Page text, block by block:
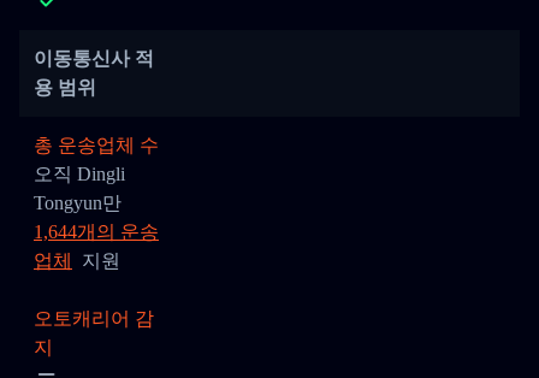
이동통신사 적
용 범위
총 운송업체 수
오직 Dingli
Tongyun만
1,644개의 운송
업체
지원
오토캐리어 감
지